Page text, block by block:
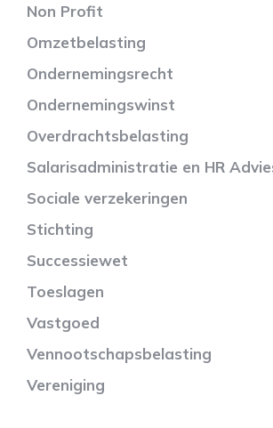
Non Profit
Omzetbelasting
Ondernemingsrecht
Ondernemingswinst
Overdrachtsbelasting
Salarisadministratie en HR
Sociale verzekeringen
Stichting
Successiewet
Toeslagen
Vastgoed
Vennootschapsbelasting
Vereniging